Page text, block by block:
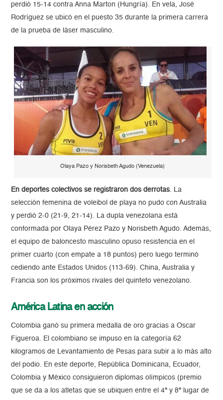
perdió 15-14 contra Anna Marton (Hungría). En vela, José
Rodríguez se ubicó en el puesto 35 durante la primera carrera
de la prueba de láser masculino.
Olaya Pazo y Norisbeth Agudo (Venezuela)
En deportes colectivos se registraron dos derrotas . La
selección femenina de voleibol de playa no pudo con Australia
y perdió 2-0 (21-9, 21-14). La dupla venezolana está
conformada por Olaya Pérez Pazo y Norisbeth Agudo. Además,
el equipo de baloncesto masculino opuso resistencia en el
primer cuarto (con empate a 18 puntos) pero luego terminó
cediendo ante Estados Unidos (113-69). China, Australia y
Francia son los próximos rivales del quinteto venezolano.
América Latina en acción
Colombia ganó su primera medalla de oro gracias a Oscar
Figueroa. El colombiano se impuso en la categoría 62
kilogramos de Levantamiento de Pesas para subir a lo más alto
del podio. En este deporte, República Dominicana, Ecuador,
Colombia y México consiguieron diplomas olímpicos (premio
que se da a los atletas que se ubiquen entre el 4ª y 8ª lugar de